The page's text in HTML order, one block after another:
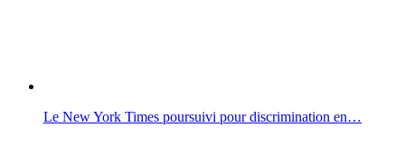
Le New York Times poursuivi pour discrimination en…